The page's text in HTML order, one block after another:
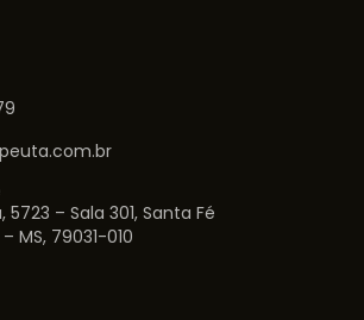
5723 – Sala 301, Santa Fé
– MS, 79031-010